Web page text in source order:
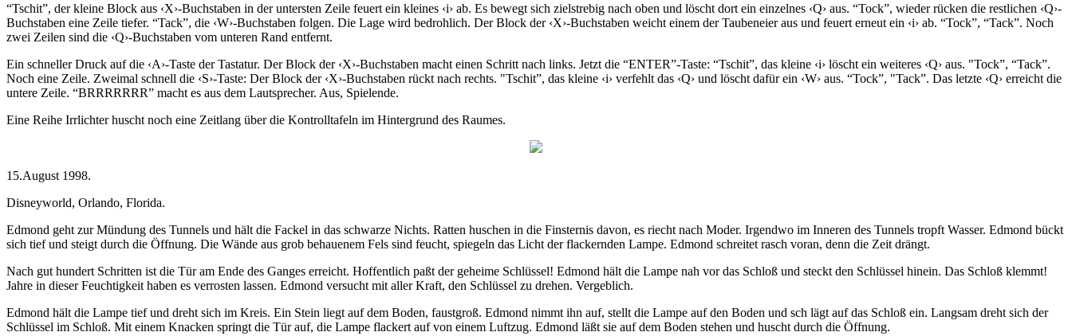
“Tschit”, der kleine Block aus ‹X›-Buchstaben in der untersten Zeile feuert ein kleines ‹i› ab. Es bewegt sich zielstrebig nach oben und löscht dort ein einzelnes ‹Q› aus. “Tock”, wieder rücken die restlichen ‹Q›-
Buchstaben eine Zeile tiefer. “Tack”, die ‹W›-Buchstaben folgen. Die Lage wird bedrohlich. Der Block der ‹X›-Buchstaben weicht einem der Taubeneier aus und feuert erneut ein ‹i› ab. “Tock”, “Tack”. Noch
zwei Zeilen sind die ‹Q›-Buchstaben vom unteren Rand entfernt.
Ein schneller Druck auf die ‹A›-Taste der Tastatur. Der Block der ‹X›-Buchstaben macht einen Schritt nach links. Jetzt die “ENTER”-Taste: “Tschit”, das kleine ‹i› löscht ein weiteres ‹Q› aus. "Tock”, “Tack”.
Noch eine Zeile. Zweimal schnell die ‹S›-Taste: Der Block der ‹X›-Buchstaben rückt nach rechts. "Tschit”, das kleine ‹i› verfehlt das ‹Q› und löscht dafür ein ‹W› aus. “Tock”, "Tack”. Das letzte ‹Q› erreicht die
untere Zeile. “BRRRRRRR” macht es aus dem Lautsprecher. Aus, Spielende.
Eine Reihe Irrlichter huscht noch eine Zeitlang über die Kontrolltafeln im Hintergrund des Raumes.
15.August 1998.
Disneyworld, Orlando, Florida.
Edmond geht zur Mündung des Tunnels und hält die Fackel in das schwarze Nichts. Ratten huschen in die Finsternis davon, es riecht nach Moder. Irgendwo im Inneren des Tunnels tropft Wasser. Edmond bückt
sich tief und steigt durch die Öffnung. Die Wände aus grob behauenem Fels sind feucht, spiegeln das Licht der flackernden Lampe. Edmond schreitet rasch voran, denn die Zeit drängt.
Nach gut hundert Schritten ist die Tür am Ende des Ganges erreicht. Hoffentlich paßt der geheime Schlüssel! Edmond hält die Lampe nah vor das Schloß und steckt den Schlüssel hinein. Das Schloß klemmt!
Jahre in dieser Feuchtigkeit haben es verrosten lassen. Edmond versucht mit aller Kraft, den Schlüssel zu drehen. Vergeblich.
Edmond hält die Lampe tief und dreht sich im Kreis. Ein Stein liegt auf dem Boden, faustgroß. Edmond nimmt ihn auf, stellt die Lampe auf den Boden und sch lägt auf das Schloß ein. Langsam dreht sich der
Schlüssel im Schloß. Mit einem Knacken springt die Tür auf, die Lampe flackert auf von einem Luftzug. Edmond läßt sie auf dem Boden stehen und huscht durch die Öffnung.